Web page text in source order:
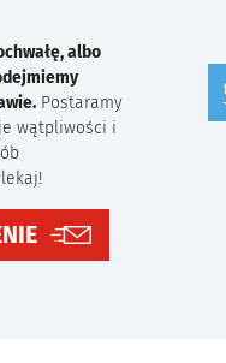
albo
Postaramy
wątpliwości i